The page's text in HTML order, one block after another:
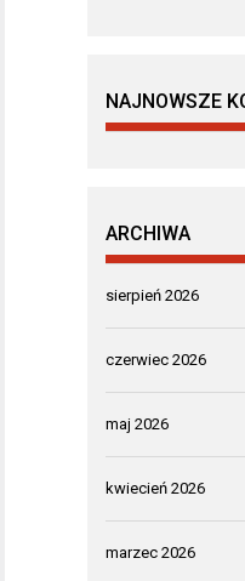
NAJNOWSZE
ARCHIWA
sierpień 2026
czerwiec 2026
maj 2026
kwiecień 2026
marzec 2026